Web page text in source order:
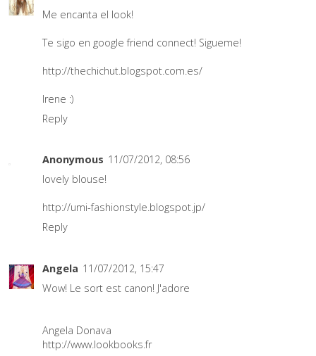
Me encanta el look!
Te sigo en google friend connect! Sigueme!
http://thechichut.blogspot.com.es/
Irene :)
Reply
Anonymous 11/07/2012, 08:56
lovely blouse!
http://umi-fashionstyle.blogspot.jp/
Reply
Angela 11/07/2012, 15:47
Wow! Le sort est canon! J'adore
Angela Donava
http://www.lookbooks.fr